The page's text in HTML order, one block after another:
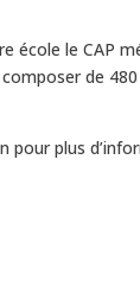
école le CAP
de 480
pour plus